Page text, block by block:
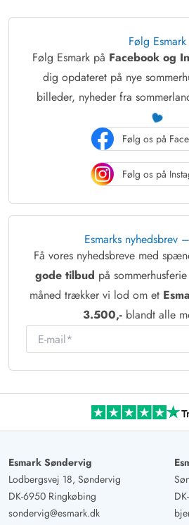
Følg Esmark
Følg Esmark på Facebook og
dig opdateret på nye
billeder, nyheder fra
Følg os på
Følg os på
Esmarks nyhedsbrev
Få vores nyhedsbreve med
gode tilbud på
måned trækker vi lod om et
3.500,-blandt alle
E-mail
Esmark Søndervig
Lodbergsvej 18, Søndervig
DK-6950 Ringkøbing
sondervig@esmark.dk